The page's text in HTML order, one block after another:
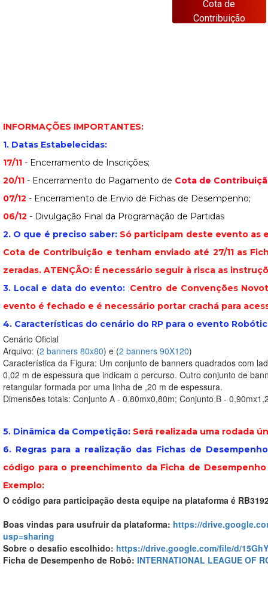
Cota de
Contribuição
INFORMAÇÕES IMPORTANTES:
1. Datas Estabelecidas:
17/11 - Encerramento de Inscrições;
20/11 - Encerramento do Pagamento de Cota de
07/12 - Encerramento de Envio de Fichas de Desempenho;
06/12 - Divulgação Final da Programação de Partidas
2. O que é preciso saber: Só participam deste evento as
Cota de Contribuição e tenham enviado até 27/11 as
zeradas. ATENÇÃO: É necessário seguir à risca as
3. Local e data do evento: ;Centro de Convenções
evento é fechado e é necessário portar crachá para
4. Características do cenário do RP para o evento
Cenário Oficial
Arquivo: (2 banners 80x80) e (2 banners 90X120)
Característica da Figura: Um conjunto de banners quadrados com
0,02 m de espessura que indicam o percurso. Outro conjunto de
retangular formada por uma linha de ,20 m de espessura.
Dimensões totais: Conjunto A - 0,80mx0,80m; Conjunto B -
5. Dinâmica da Competição: Será realizada uma rodada
6. Regras para a realização das Fichas de
código para o preenchimento da Ficha de
Exemplo:
O código para participação desta equipe na plataforma é
Boas vindas para usufruir da plataforma: https://
usp=sharing
Sobre o desafio escolhido: https://drive.google.com/file/d/
Ficha de Desempenho de Robô: INTERNATIONAL LEAGUE OF